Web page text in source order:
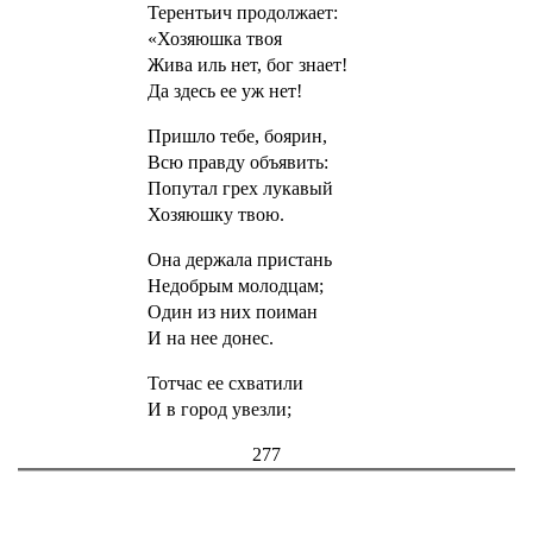
Терентьич продолжает:
«Хозяюшка твоя
Жива иль нет, бог знает!
Да здесь ее уж нет!
Пришло тебе, боярин,
Всю правду объявить:
Попутал грех лукавый
Хозяюшку твою.
Она держала пристань
Недобрым молодцам;
Один из них поиман
И на нее донес.
Тотчас ее схватили
И в город увезли;
277